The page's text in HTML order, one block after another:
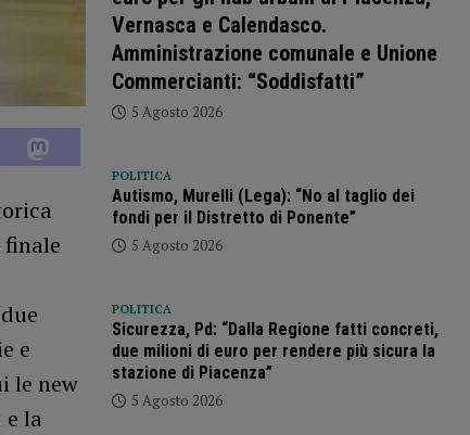
finale
e
le new
e la
Vernasca e Calendasco.
Amministrazione comunale e Unione
Commercianti: “Soddisfatti”
5 Agosto 2026
POLITICA
Autismo, Murelli (Lega): “No al taglio dei
fondi per il Distretto di Ponente”
5 Agosto 2026
POLITICA
Sicurezza, Pd: “Dalla Regione fatti concreti,
due milioni di euro per rendere più sicura la
stazione di Piacenza”
5 Agosto 2026